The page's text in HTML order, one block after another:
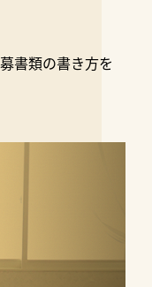
書類の書き方を